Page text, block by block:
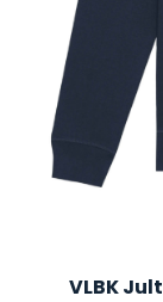
VLBK